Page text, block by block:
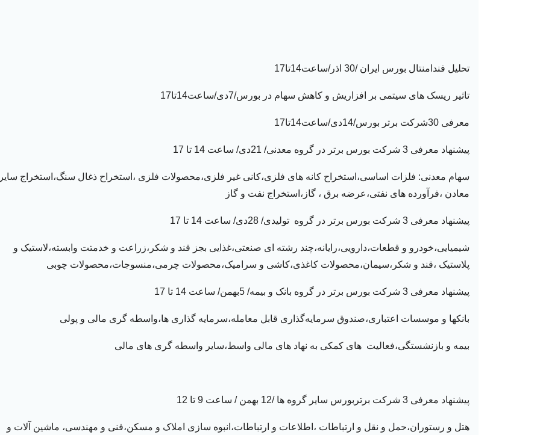
تحلیل فندامنتال بورس ایران /30 اذر/ساعت14تا17
تاثیر ریسک های سیتمی بر افزاریش و کاهش سهام در بورس/7دی/ساعت14تا17
معرفی 30شرکت برتر بورس/14دی/ساعت14تا17
پیشنهاد معرفی 3 شرکت بورس برتر در گروه معدنی/ 21دی/ ساعت 14 تا 17
سهام معدنی: فلزات اساسی، استخراح کانه های فلزی،کانی غیر فلزی،محصولات فلزی ،استخراح ذغال سنگ،استخراج
معادن ،فرآورده های نفتی،عرضه برق ، گاز،استخراج نفت و گاز
پیشنهاد معرفی 3 شرکت بورس برتر در گروه تولیدی/ 28دی/ ساعت 14 تا 17
شیمیایی،خودرو و قطعات،دارویی،رایانه،چند رشته ای صنعتی،غذایی بجز قند و شکر،زراعت و خدمتت وابسته،لاستیک و
پلاستیک ،قند و شکر،سیمان،محصولات کاغذی،کاشی و سرامیک،محصولات چرمی،منسوجات،محصولات چوبی
پیشنهاد معرفی 3 شرکت بورس برتر در گروه بانک و بیمه/ 5بهمن/ ساعت 14 تا 17
بانکها و موسسات اعتباری،صندوق سرمایه‌گذاری قابل معامله،سرمایه گذاری ها،واسطه گری مالی و پولی
بیمه و بازنشستگی،فعالیت های کمکی به نهاد های مالی واسط،سایر واسطه گری های مالی
پیشنهاد معرفی 3 شرکت برتربورس سایر گروه ها /12 بهمن / ساعت 9 تا 12
هتل و رستوران،حمل و نقل و ارتباطات ،اطلاعات و ارتباطات،انبوه سازی املاک و مسکن،فنی و مهندسی، ماشین آلات و